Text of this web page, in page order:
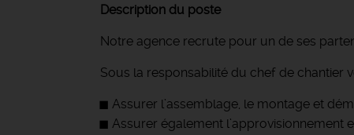
Description du poste
Notre agence recrute pour un de ses
Sous la responsabilité du chef de chantier
Assurer l’assemblage, le montage et
Assurer également l’approvisionnement